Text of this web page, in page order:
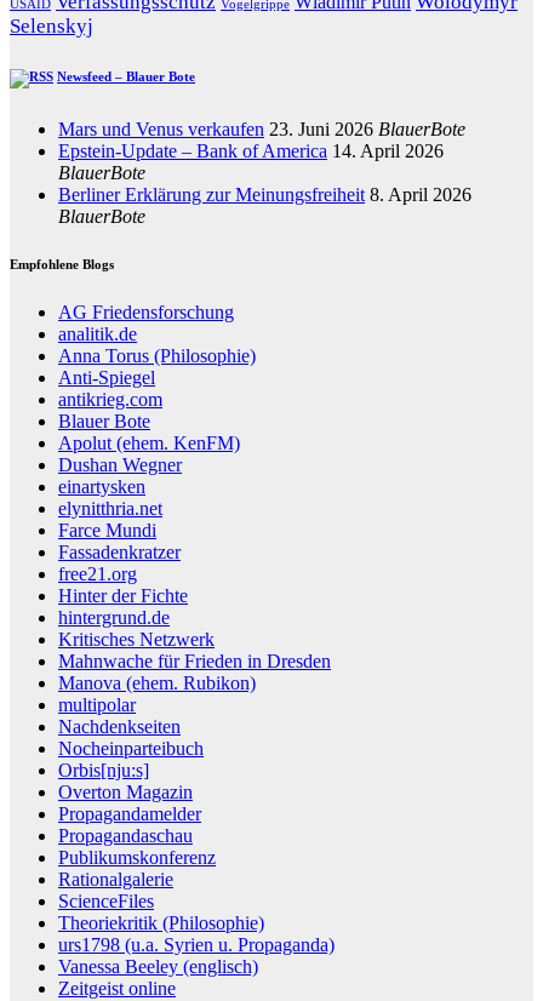
USAID Vogelgrippe
Selenskyj
Newsfeed – Blauer Bote
Mars und Venus verkaufen 23. Juni 2026 BlauerBote
Epstein-Update – Bank of America 14. April 2026
BlauerBote
Berliner Erklärung zur Meinungsfreiheit 8. April 2026
BlauerBote
Empfohlene Blogs
AG Friedensforschung
analitik.de
Anna Torus (Philosophie)
Anti-Spiegel
antikrieg.com
Blauer Bote
Apolut (ehem. KenFM)
Dushan Wegner
einartysken
elynitthria.net
Farce Mundi
Fassadenkratzer
free21.org
Hinter der Fichte
hintergrund.de
Kritisches Netzwerk
Mahnwache für Frieden in Dresden
Manova (ehem. Rubikon)
multipolar
Nachdenkseiten
Nocheinparteibuch
Orbis[nju:s]
Overton Magazin
Propagandamelder
Propagandaschau
Publikumskonferenz
Rationalgalerie
ScienceFiles
Theoriekritik (Philosophie)
urs1798 (u.a. Syrien u. Propaganda)
Vanessa Beeley (englisch)
Zeitgeist online